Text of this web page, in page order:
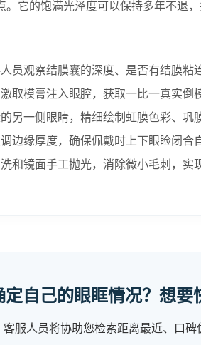
它的饱满光泽度可以保持多年不退，
员观察结膜囊的深度、是否有结膜粘
取模膏注入眼腔，获取一比一真实倒
另一侧眼睛，精细绘制虹膜色彩、巩
边缘厚度，确保佩戴时上下眼睑闭合
和镜面手工抛光，消除微小毛刺，实
自己的眼眶情况？想要
服人员将协助您检索距离最近、口